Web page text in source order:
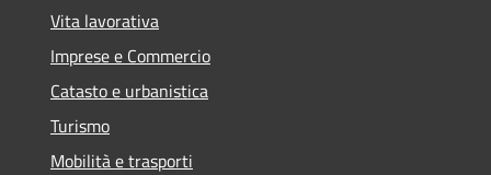
Vita lavorativa
Imprese e Commercio
Catasto e urbanistica
Turismo
Mobilità e trasporti